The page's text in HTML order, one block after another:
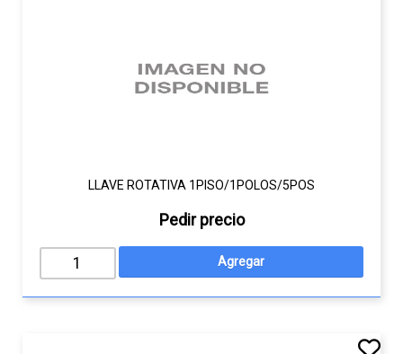
LLAVE ROTATIVA 1PISO/1POLOS/5POS
Pedir precio